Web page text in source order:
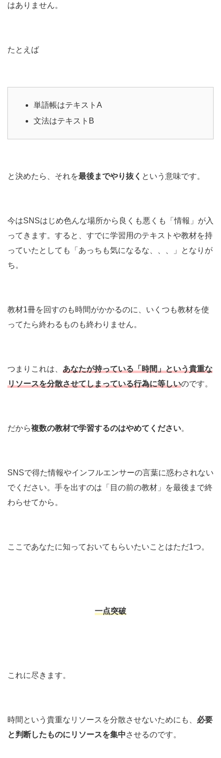
はありません。
たとえば
単語帳はテキストA
文法はテキストB
と決めたら、それを最後までやり抜く という意味です。
今はSNSはじめ色んな場所から良くも悪くも「情報」が入
ってきます。すると、すでに学習用のテキストや教材を持
っていたとしても「あっちも気になるな、、、」となりが
ち。
教材1冊を回すのも時間がかかるのに、いくつも教材を使
ってたら終わるものも終わりません。
つまりこれは、 あなたが持っている「時間」という貴重な
リソースを分散させてしまっている行為に等しいのです。
だから複数の教材で学習するのはやめてください。
SNSで得た情報やインフルエンサーの言葉に惑わされない
でください。手を出すのは「目の前の教材」を最後まで終
わらせてから。
ここであなたに知っておいてもらいたいことはただ1つ。
一点突破
これに尽きます。
時間という貴重なリソースを分散させないためにも、 必要
と判断したものにリソースを集中させるのです。